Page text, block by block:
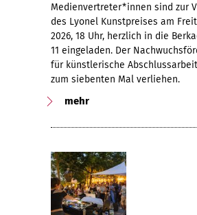
Medienvertreter*innen sind zur
des Lyonel Kunstpreises am
2026, 18 Uhr, herzlich in die
11 eingeladen. Der
für künstlerische
zum siebenten Mal verliehen.
mehr